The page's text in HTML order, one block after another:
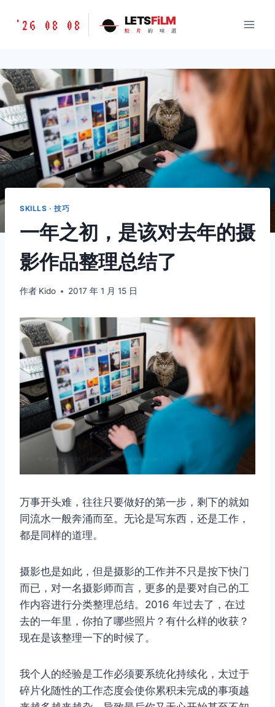
胶
味
道
LETSFILM
'26 08 08 LETSFiLM
胶 片 的 味 道
SKILLS · 技巧
一年之初，是该对去年的摄
影作品整理总结了
作者 Kido 2017 年 1 月 15 日
万事开头难，往往只要做好的第一步，剩下的就如
同流水一般奔涌而至。无论是写东西，还是工作，
都是同样的道理。
摄影也是如此，但是摄影的工作并不只是按下快门
而已，对一名摄影师而言，更多的是要对自己的工
作内容进行分类整理总结。2016 年过去了，在过
去的一年里，你拍了哪些照片？有什么样的收获？
现在是该整理一下的时候了。
我个人的经验是工作必须要系统化持续化，太过于
碎片化随性的工作态度会使你累积未完成的事项越